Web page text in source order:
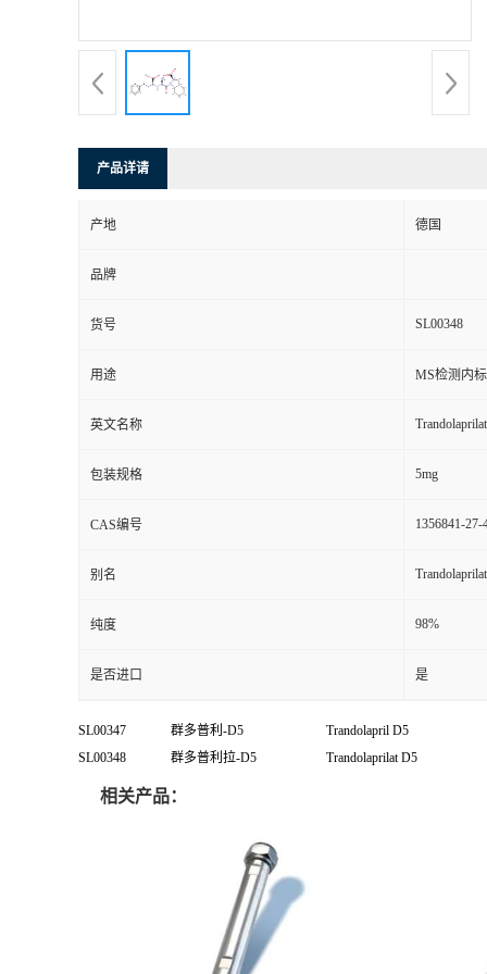
产品详请
产地 德国
品牌
货号 SL00348
用途 MS检测内标
英文名称
包装规格 5mg
CAS编号 1356841-27-
别名
纯度 98%
是否进口 是
SL00347 群多普利 -D5 Trandolapril D5
SL00348
群多普利拉-D5 Trandolaprilat D5
相关产品：